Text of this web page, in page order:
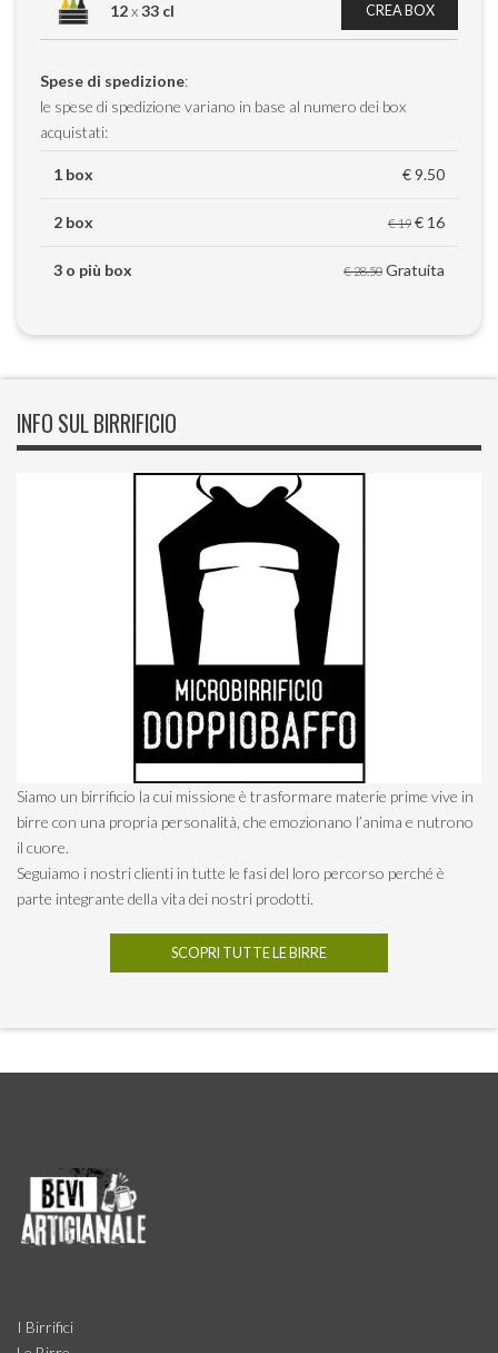
12x33 cl CREA BOX
Spese di spedizione:
le spese di spedizione variano in base al numero dei box
acquistati:
1 box € 9.50
2 box € 19 € 16
3 o più box € 28.50 Gratuita
INFO SUL BIRRIFICIO
Siamo un birrificio la cui missione è trasformare materie prime vive in
birre con una propria personalità, che emozionano l’anima e nutrono
il cuore.
Seguiamo i nostri clienti in tutte le fasi del loro percorso perché è
parte integrante della vita dei nostri prodotti.
SCOPRI TUTTE LE BIRRE
I Birrifici